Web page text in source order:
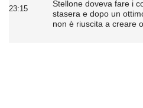
23:15
Stellone doveva fare i
stasera e dopo un
non è riuscita a creare